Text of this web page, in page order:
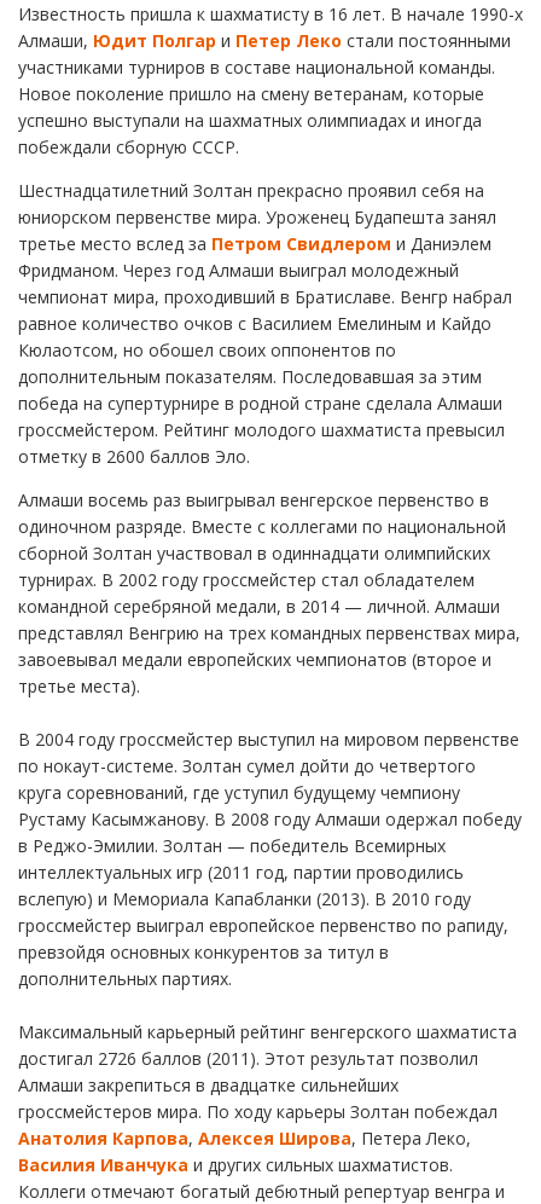
Известность пришла к шахматисту в 16 лет. В начале 1990-х
Алмаши, Юдит Полгар и Петер Леко стали постоянными
участниками турниров в составе национальной команды.
Новое поколение пришло на смену ветеранам, которые
успешно выступали на шахматных олимпиадах и иногда
побеждали сборную СССР.
Шестнадцатилетний Золтан прекрасно проявил себя на
юниорском первенстве мира. Уроженец Будапешта занял
третье место вслед за Петром Свидлером и Даниэлем
Фридманом. Через год Алмаши выиграл молодежный
чемпионат мира, проходивший в Братиславе. Венгр набрал
равное количество очков с Василием Емелиным и Кайдо
Кюлаотсом, но обошел своих оппонентов по
дополнительным показателям. Последовавшая за этим
победа на супертурнире в родной стране сделала Алмаши
гроссмейстером. Рейтинг молодого шахматиста превысил
отметку в 2600 баллов Эло.
Алмаши восемь раз выигрывал венгерское первенство в
одиночном разряде. Вместе с коллегами по национальной
сборной Золтан участвовал в одиннадцати олимпийских
турнирах. В 2002 году гроссмейстер стал обладателем
командной серебряной медали, в 2014 — личной. Алмаши
представлял Венгрию на трех командных первенствах мира,
завоевывал медали европейских чемпионатов (второе и
третье места).
В 2004 году гроссмейстер выступил на мировом первенстве
по нокаут-системе. Золтан сумел дойти до четвертого
круга соревнований, где уступил будущему чемпиону
Рустаму Касымжанову. В 2008 году Алмаши одержал победу
в Реджо-Эмилии. Золтан — победитель Всемирных
интеллектуальных игр (2011 год, партии проводились
вслепую) и Мемориала Капабланки (2013). В 2010 году
гроссмейстер выиграл европейское первенство по рапиду,
превзойдя основных конкурентов за титул в
дополнительных партиях.
Максимальный карьерный рейтинг венгерского шахматиста
достигал 2726 баллов (2011). Этот результат позволил
Алмаши закрепиться в двадцатке сильнейших
гроссмейстеров мира. По ходу карьеры Золтан побеждал
Анатолия Карпова, Алексея Широва, Петера Леко,
Василия Иванчука и других сильных шахматистов.
Коллеги отмечают богатый дебютный репертуар венгра и